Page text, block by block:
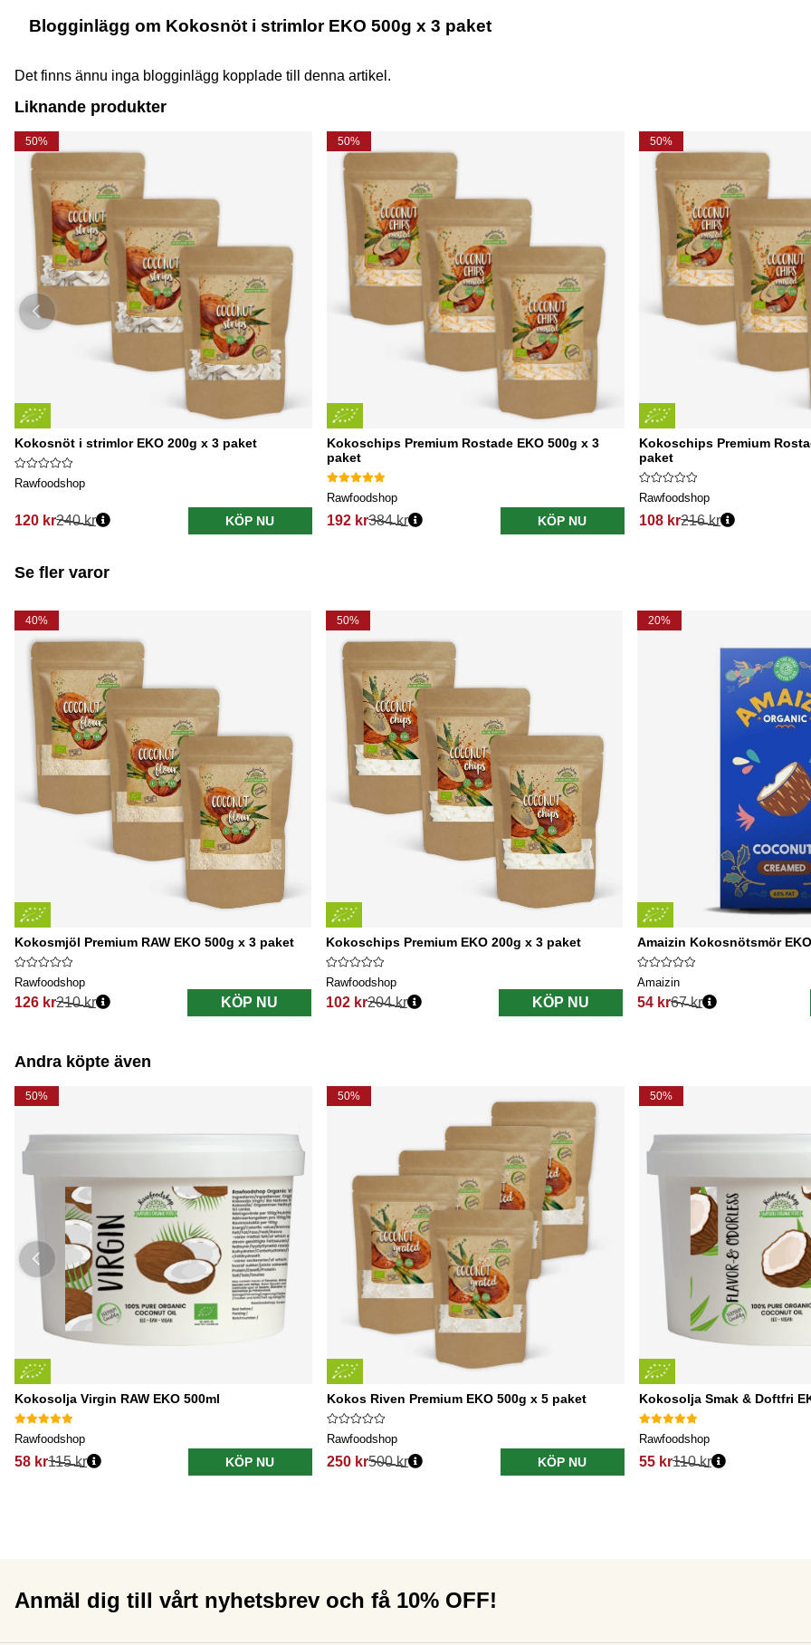
Blogginlägg om Kokosnöt i strimlor EKO 500g x 3 paket
Det finns ännu inga blogginlägg kopplade till denna artikel.
Liknande produkter
50%
Kokosnöt i strimlor EKO 200g x 3 paket
Rawfoodshop
120 kr240 kr KÖP NU
50%
Kokoschips Premium Rostade EKO 500g x 3
paket
Rawfoodshop
192 kr384 kr KÖP NU
50%
Kokoschips Premium
paket
Rawfoodshop
108 kr216 kr
Se fler varor
40%
Kokosmjöl Premium RAW EKO 500g x 3 paket
Rawfoodshop
126 kr
Ordinarie pris:
210 kr KÖP NU
50%
Kokoschips Premium EKO 200g x 3 paket
Rawfoodshop
102 kr
Ordinarie pris:
204 kr KÖP NU
20%
Amaizin Kokosnötsmör
Amaizin
54 kr
Ordinarie pris:
67 kr
Andra köpte även
50%
Kokosolja Virgin RAW EKO 500ml
Rawfoodshop
58 kr115 kr KÖP NU
50%
Kokos Riven Premium EKO 500g x 5 paket
Rawfoodshop
250 kr500 kr KÖP NU
50%
Kokosolja Smak & Doftfri
Rawfoodshop
55 kr110 kr
Anmäl dig till vårt nyhetsbrev och få 10% OFF!